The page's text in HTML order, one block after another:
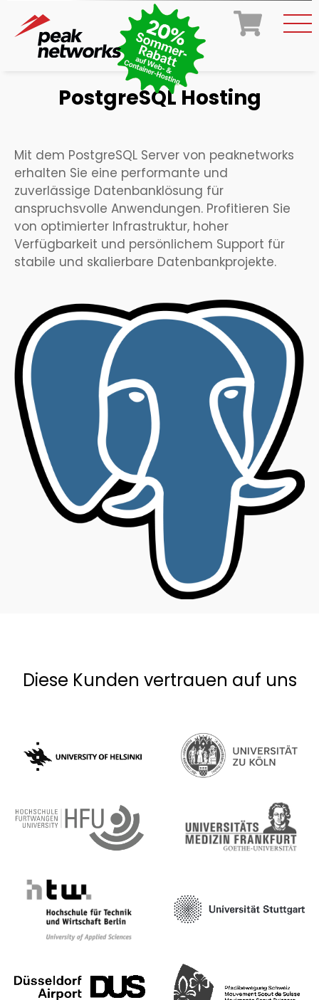
PostgreSQL Hosting
Mit dem PostgreSQL Server von peaknetworks
erhalten Sie eine performante und
zuverlässige Datenbanklösung für
anspruchsvolle Anwendungen. Profitieren Sie
von optimierter Infrastruktur, hoher
Verfügbarkeit und persönlichem Support für
stabile und skalierbare Datenbankprojekte.
Diese Kunden vertrauen auf uns